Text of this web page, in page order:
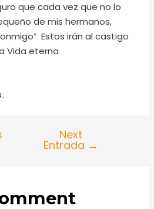
que cada vez que no lo
de mis hermanos,
Estos irán al castigo
Vida eterna
..
Next
Entrada →